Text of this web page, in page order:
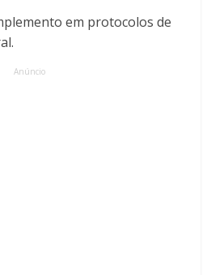
em protocolos de
Anúncio